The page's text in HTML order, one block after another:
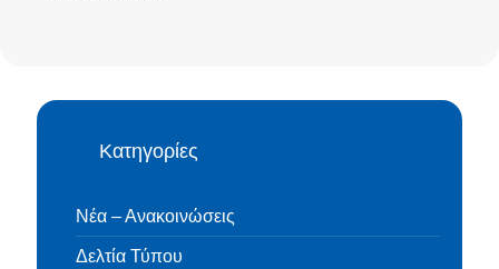
Κατηγορίες
Νέα – Ανακοινώσεις
Δελτία Τύπου